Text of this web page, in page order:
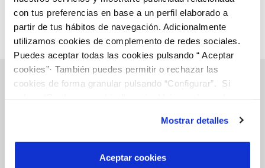
con tus preferencias en base a un perfil elaborado a
partir de tus hábitos de navegación. Adicionalmente
utilizamos cookies de complemento de redes sociales.
Puedes aceptar todas las cookies pulsando “ Aceptar
cookies”· También puedes permitir o rechazar las
cookies de forma granular pulsando “Configurar”. Si
son indispensables para que el sitio web funcione y que
por tanto no se pueden desactivar. Puedes consultar
más información en nuestraPolítica de Cookies
Mostrar detalles
Aceptar cookies